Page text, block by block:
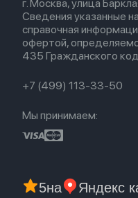
Airpods (1-е)
Для Apple Watch
Политика
Оплата и доставка
Партнерская
Гарантия
Обмен и возврат
Trade-in
Новые поступления
Популярное
Акции
г. Москва, улица
Сведения указанные
справочная
офертой,
435 Гражданского
+7 (499) 113-33-50
Мы принимаем:
5на Яндекс